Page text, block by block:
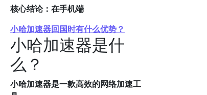
核心结论：在手机端
小哈加速器回国时有什么优势？
小哈加速器是什
么？
小哈加速器是一款高效的网络加速工